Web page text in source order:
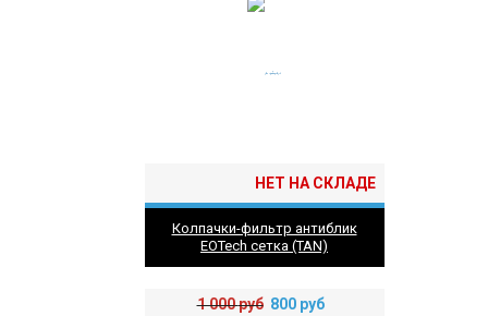
НЕТ НА СКЛАДЕ
Колпачки-фильтр антиблик
EOTech сетка (TAN)
1 000руб 800 руб